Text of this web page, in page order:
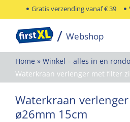
naar
inhoud
Gratis verzending vanaf € 39
Home » Winkel – alles in en
Waterkraan verlenger met filter
Waterkraan
ø26mm 15cm